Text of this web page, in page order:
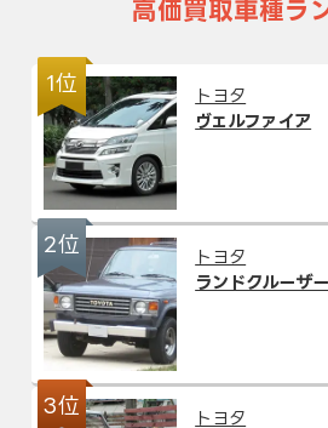
高価買取車種ラ
1位
トヨタ
ヴェルファイア
2位
トヨタ
ランドクルーザー
3位
トヨタ